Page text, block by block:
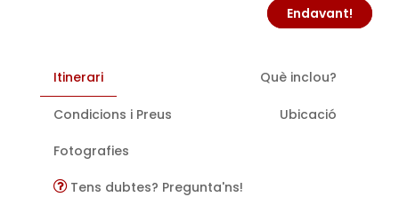
Endavant!
Itinerari Què inclou?
Condicions i Preus Ubicació
Fotografies
Tens dubtes? Pregunta'ns!